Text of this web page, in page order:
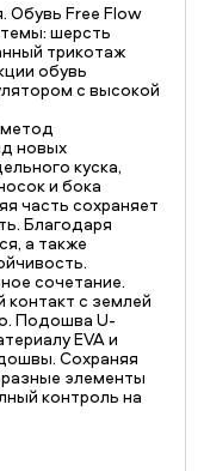
Обувь Free Flow
шерсть
трикотаж
обувь
с высокой
метод
новых
куска,
и бока
часть сохраняет
Благодаря
а также
сочетание.
контакт с землей
Подошва U-
EVA и
Сохраняя
элементы
контроль на